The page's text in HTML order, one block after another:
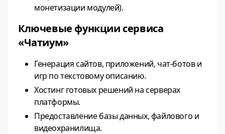
монетизации модулей).
Ключевые функции сервиса
«Чатиум»
Генерация сайтов, приложений, чат‑ботов и
игр по текстовому описанию.
Хостинг готовых решений на серверах
платформы.
Предоставление базы данных, файлового и
видеохранилища.